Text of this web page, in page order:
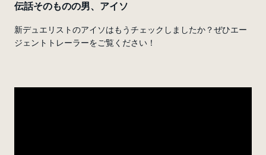
伝話そのものの男、アイソ
新デュエリストのアイソはもうチェックしましたか？ぜひエー
ジェントトレーラーをご覧ください！